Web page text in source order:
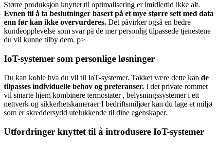
Større produksjon knyttet til optimalisering er imidlertid ikke alt.
Evnen til å ta beslutninger basert på et mye større sett med data
enn før kan ikke overvurderes. Det påvirker også en bedre
kundeopplevelse som svar på de mer personlig tilpassede tjenestene
du vil kunne tilby dem. p>
IoT-systemer som personlige løsninger
Du kan koble hva du vil til IoT-systemer. Takket være dette kan de
tilpasses individuelle behov og preferanser. I det private rommet
vil smarte hjem kombinere termostater , belysningssystemer i ett
nettverk og sikkerhetskameraer I bedriftsmiljøer kan du lage et miljø
som er skreddersydd utelukkende til dine egenskaper.
Utfordringer knyttet til å introdusere IoT-systemer